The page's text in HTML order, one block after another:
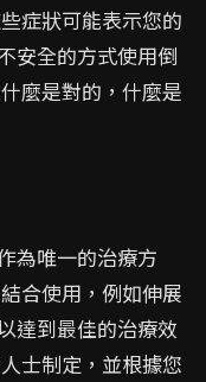
症狀可能表示您的
安全的方式使用倒
麼是對的，什麼是
為唯一的治療方
合使用，例如伸展
達到最佳的治療效
士制定，並根據您